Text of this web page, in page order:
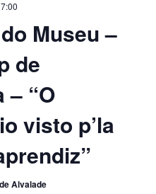
Museu –
de
– “O
visto p’la
Alvalade